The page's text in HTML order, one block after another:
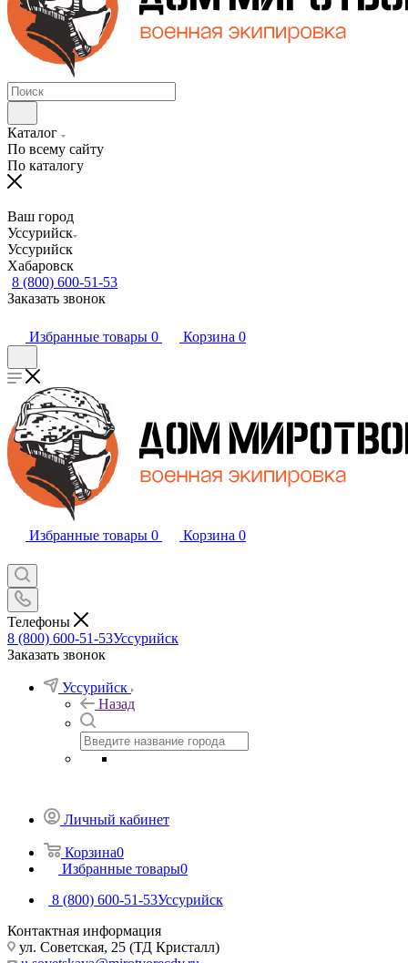
Каталог
По всему сайту
По каталогу
Ваш город
Уссурийск
Уссурийск
Хабаровск
8 (800) 600-51-53
Заказать звонок
Избранные товары 0 Корзина 0
Избранные товары 0 Корзина 0
Телефоны
8 (800) 600-51-53Уссурийск
Заказать звонок
Уссурийск
Назад
Личный кабинет
Корзина0
Избранные товары0
8 (800) 600-51-53Уссурийск
Контактная информация
ул. Советская, 25 (ТД Кристалл)